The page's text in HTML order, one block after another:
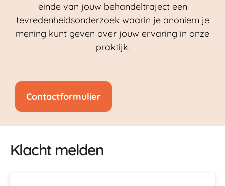
einde van jouw behandeltraject een
tevredenheidsonderzoek waarin je anoniem je
mening kunt geven over jouw ervaring in onze
praktijk.
Contactformulier
Klacht melden